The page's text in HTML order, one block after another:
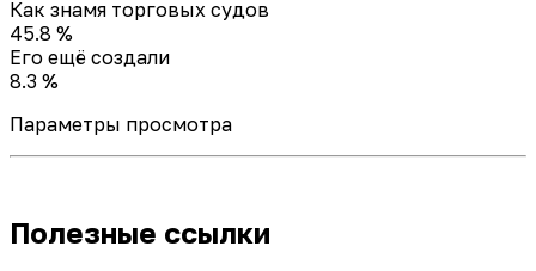
Как знамя торговых судов
45.8 %
Его ещё создали
8.3 %
Параметры просмотра
Полезные ссылки